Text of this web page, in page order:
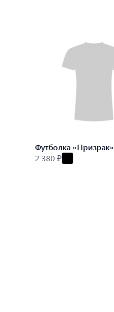
Футболка «Призрак»
2 380 ₽